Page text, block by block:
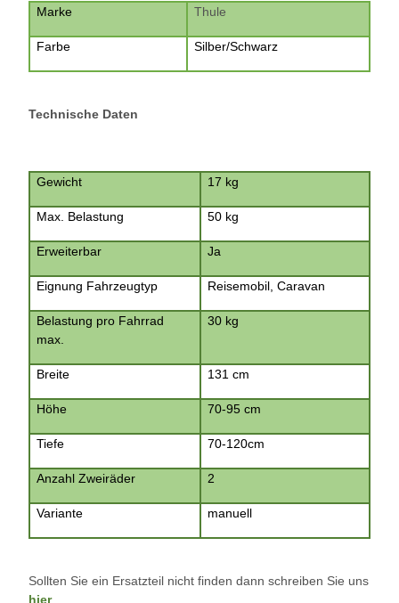
Marke Thule
Farbe Silber/Schwarz
Technische Daten
Gewicht 17 kg
Max. Belastung 50 kg
Erweiterbar Ja
Eignung Fahrzeugtyp Reisemobil, Caravan
Belastung pro Fahrrad
max.
30 kg
Breite 131 cm
Höhe 70-95 cm
Tiefe 70-120cm
Anzahl Zweiräder 2
Variante manuell
Sollten Sie ein Ersatzteil nicht finden dann schreiben Sie uns
hier